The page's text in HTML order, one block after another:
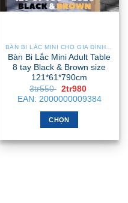
Bàn Bi Lắc Mini Adult Table
8 tay Black & Brown size
121*61*790cm
3tr550 Giá
gốc
là:
3tr550 .
2tr980
hiện
tại
EAN: 2000000009384
CHỌN
phẩm